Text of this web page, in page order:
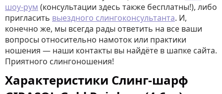
шоу-рум (консультации здесь также бесплатны!), либо
пригласить выездного слингоконсультанта. И,
конечно же, мы всегда рады ответить на все ваши
вопросы относительно намоток или практики
ношения — наши контакты вы найдёте в шапке сайта.
Приятного слингоношения!
Характеристики Слинг-шарф